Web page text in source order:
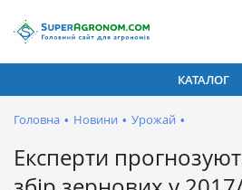
КАТАЛОГ
Головна • Новини • Урожай •
Експерти